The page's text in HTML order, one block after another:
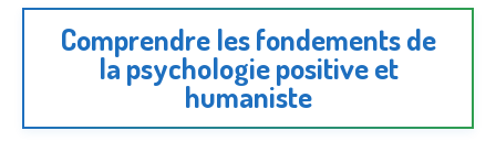
Comprendre les fondements de
la psychologie positive et
humaniste